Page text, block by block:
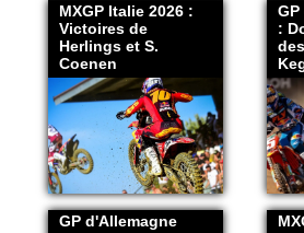
MXGP Italie 2026 :
Victoires de
Herlings et S.
Coenen
:
GP d'Allemagne